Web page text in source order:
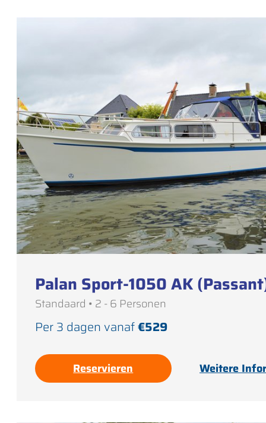
Palan Sport-1050 AK
Standaard • 2 - 6 Personen
Per 3 dagen vanaf€529
Reservieren Weitere